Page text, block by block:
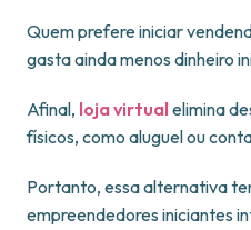
Quem prefere iniciar
gasta ainda menos dinheiro
Afinal, loja virtualelimina
físicos, como aluguel ou
Portanto, essa alternativa
empreendedores iniciantes